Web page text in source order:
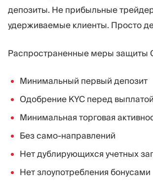
депозиты. Не прибыльные
удерживаемые клиенты. Просто
Распространенные меры защиты
Минимальный первый депозит
Одобрение KYC перед выплатой
Минимальная торговая
Без само-направлений
Нет дублирующихся учетных
Нет злоупотребления бонусами